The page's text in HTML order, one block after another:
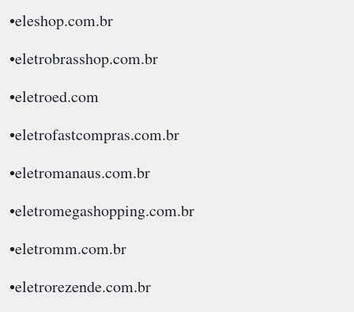
•eleshop.com.br
•eletrobrasshop.com.br
•eletroed.com
•eletrofastcompras.com.br
•eletromanaus.com.br
•eletromegashopping.com.br
•eletromm.com.br
•eletrorezende.com.br